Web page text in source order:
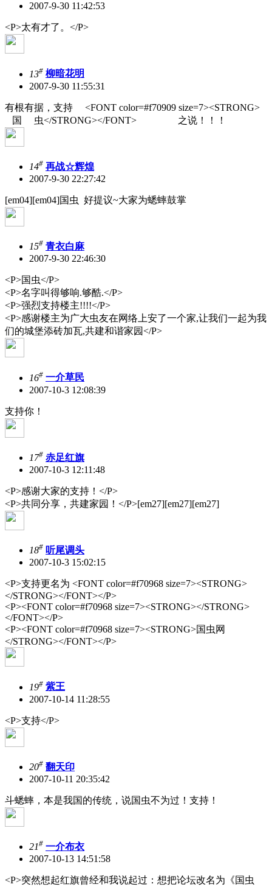
2007-9-30 11:42:53
<P>太有才了。</P>
13# 柳暗花明
2007-9-30 11:55:31
有根有据，支持 <FONT color=#f70909 size=7><STRONG>
国 虫</STRONG></FONT> 之说！！！
14# 再战☆辉煌
2007-9-30 22:27:42
[em04][em04]国虫 好提议~大家为蟋蟀鼓掌
15# 青衣白麻
2007-9-30 22:46:30
<P>国虫</P>
<P>名字叫得够响.够酷.</P>
<P>强烈支持楼主!!!!</P>
<P>感谢楼主为广大虫友在网络上安了一个家,让我们一起为我
们的城堡添砖加瓦,共建和谐家园</P>
16# 一介草民
2007-10-3 12:08:39
支持你！
17# 赤足红旗
2007-10-3 12:11:48
<P>感谢大家的支持！</P>
<P>共同分享，共建家园！</P>[em27][em27][em27]
18# 听尾调头
2007-10-3 15:02:15
<P>支持更名为 <FONT color=#f70968 size=7><STRONG>
</STRONG></FONT></P>
<P><FONT color=#f70968 size=7><STRONG></STRONG>
</FONT></P>
<P><FONT color=#f70968 size=7><STRONG>国虫网
</STRONG></FONT></P>
19# 紫王
2007-10-14 11:28:55
<P>支持</P>
20# 翻天印
2007-10-11 20:35:42
斗蟋蟀，本是我国的传统，说国虫不为过！支持！
21# 一介布衣
2007-10-13 14:51:58
<P>突然想起红旗曾经和我说起过：想把论坛改名为《国虫